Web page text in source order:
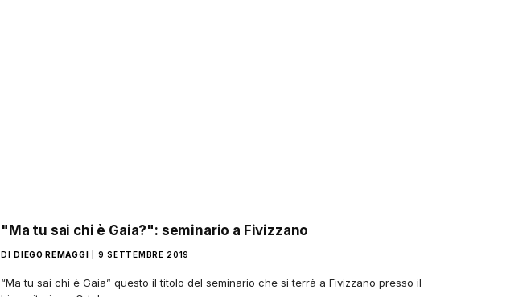
"Ma tu sai chi è Gaia?": seminario a Fivizzano
DI DIEGO REMAGGI 9 SETTEMBRE 2019
“Ma tu sai chi è Gaia” questo il titolo del seminario che si terrà a Fivizzano presso il